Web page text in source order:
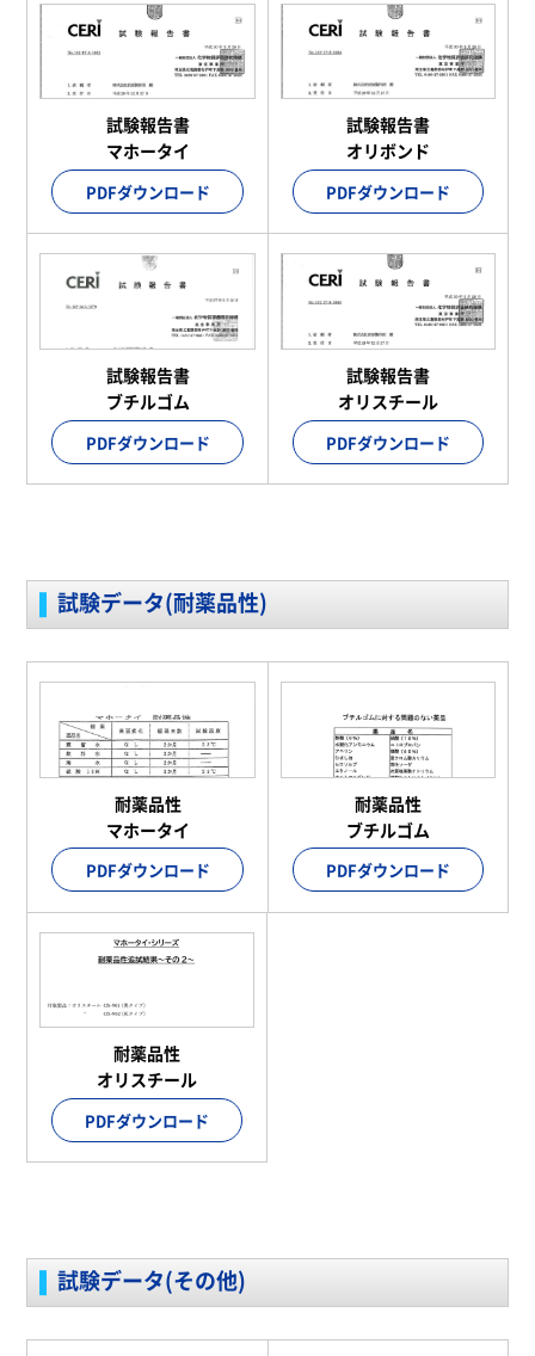
試験報告書
マホータイ
PDFダウンロード
試験報告書
オリボンド
PDFダウンロード
試験報告書
ブチルゴム
PDFダウンロード
試験報告書
オリスチール
PDFダウンロード
試験データ(耐薬品性)
耐薬品性
マホータイ
PDFダウンロード
耐薬品性
ブチルゴム
PDFダウンロード
耐薬品性
オリスチール
PDFダウンロード
試験データ(その他)